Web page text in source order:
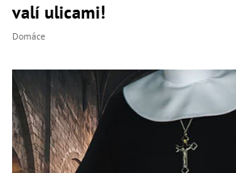
valí ulicami!
Domáce